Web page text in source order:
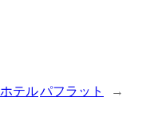
テルパフラット →